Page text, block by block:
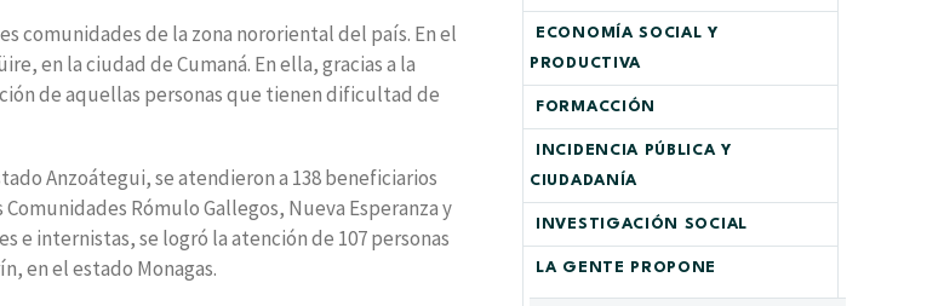
comunidades de la zona nororiental del país. En el
en la ciudad de Cumaná. En ella, gracias a la
de aquellas personas que tienen dificultad de
Anzoátegui, se atendieron a 138 beneficiarios
Rómulo Gallegos, Nueva Esperanza y
e internistas, se logró la atención de 107 personas
en el estado Monagas.
ECONOMÍA SOCIAL Y
PRODUCTIVA
FORMACCIÓN
INCIDENCIA PÚBLICA Y
CIUDADANÍA
INVESTIGACIÓN SOCIAL
LA GENTE PROPONE